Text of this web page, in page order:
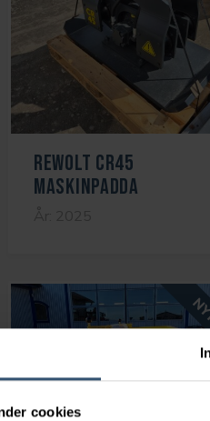
cookies
REWOLT CR45
MASKINPADDA